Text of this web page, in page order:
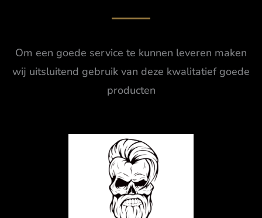
Om een goede service te kunnen leveren maken
wij uitsluitend gebruik van deze kwalitatief goede
producten